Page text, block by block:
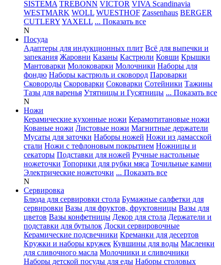
SISTEMA TREBONN VICTOR VIVA Scandinavia
WESTMARK WOLL WUESTHOF Zassenhaus BERGER
CUTLERYYAXELL ... Показать все
N
Посуда
Адаптеры для индукционных плит Всё для выпечки и
запекания Жаровни Казаны Кастрюли Ковши Крышки
Мантоварки Молоковарки Молочники Наборы для
фондю Наборы кастрюль и сковород Пароварки
Сковороды Скороварки Соковарки Сотейники Тажины
Тазы для варенья Утятницы и Гусятницы ... Показать все
N
Ножи
Керамические кухонные ножи Керамотитановые ножи
Кованые ножи Листовые ножи Магнитные держатели
Мусаты для заточки Наборы ножей Ножи из дамасской
стали Ножи с тефлоновым покрытием Ножницы и
секаторы Подставки для ножей Ручные настольные
ножеточки Топорики для рубки мяса Точильные камни
Электрические ножеточки ... Показать все
N
Сервировка
Блюда для сервировки стола Бумажные салфетки для
сервировки Вазы для фруктов, фруктовницы Вазы для
цветов Вазы конфетницы Декор для стола Держатели и
подставки для бутылок Доски сервировочные
Керамические подсвечники Креманки для десертов
Кружки и наборы кружек Кувшины для воды Масленки
для сливочного масла Молочники и сливочники
Наборы детской посуды для еды Наборы столовых